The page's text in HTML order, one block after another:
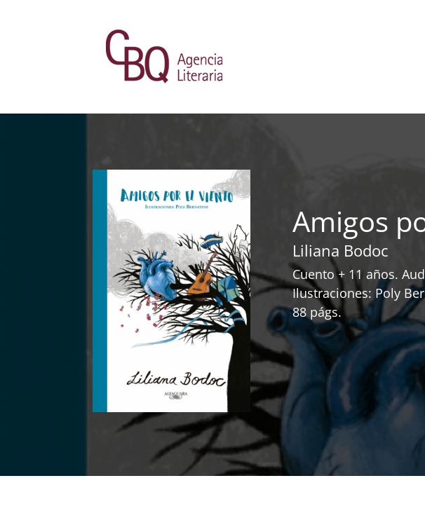
Amigos
Liliana Bodoc
Cuento + 11 años.
Ilustraciones: Poly
88 págs.